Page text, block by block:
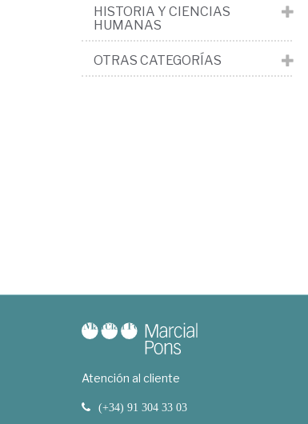
HISTORIA Y CIENCIAS
HUMANAS
OTRAS CATEGORÍAS
Atención al cliente
(+34) 91 304 33 03